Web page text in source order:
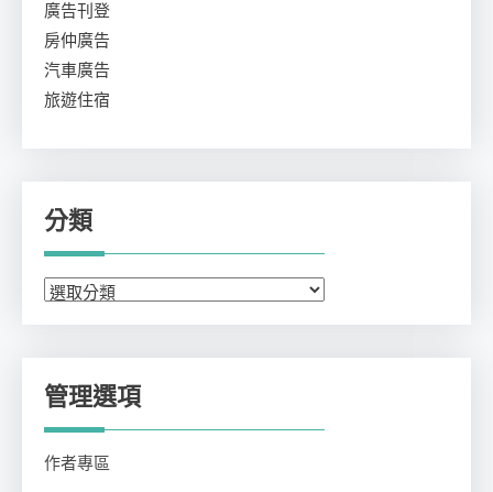
廣告刊登
房仲廣告
汽車廣告
旅遊住宿
分類
分
管理選項
作者專區